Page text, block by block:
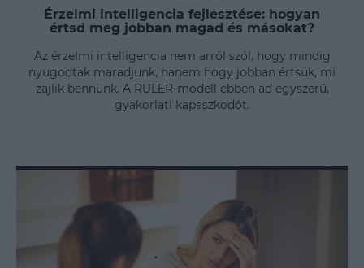
Érzelmi intelligencia fejlesztése: hogyan
értsd meg jobban magad és másokat?
Az érzelmi intelligencia nem arról szól, hogy mindig
nyugodtak maradjunk, hanem hogy jobban értsük, mi
zajlik bennünk. A RULER-modell ebben ad egyszerű,
gyakorlati kapaszkodót.